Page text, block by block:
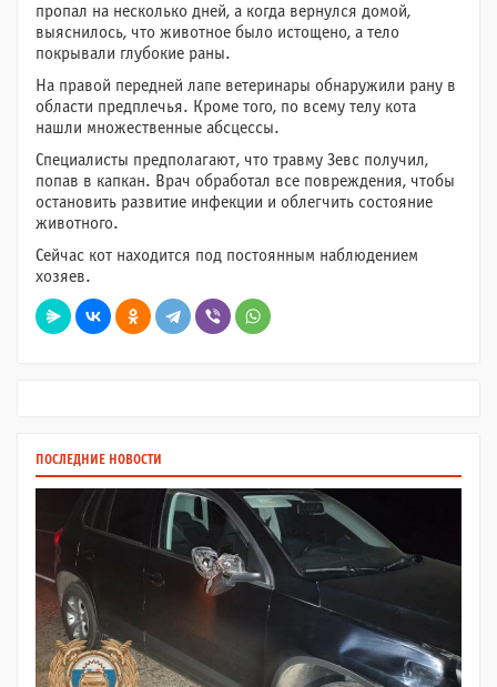
пропал на несколько дней, а когда вернулся домой,
выяснилось, что животное было истощено, а тело
покрывали глубокие раны.
На правой передней лапе ветеринары обнаружили рану в
области предплечья. Кроме того, по всему телу кота
нашли множественные абсцессы.
Специалисты предполагают, что травму Зевс получил,
попав в капкан. Врач обработал все повреждения, чтобы
остановить развитие инфекции и облегчить состояние
животного.
Сейчас кот находится под постоянным наблюдением
хозяев.
ПОСЛЕДНИЕ НОВОСТИ